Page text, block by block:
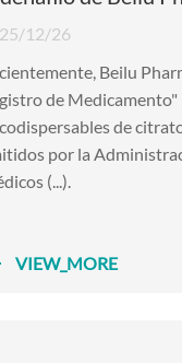
12/26
Beilu
de
de
por la
(...).
VIEW_MORE